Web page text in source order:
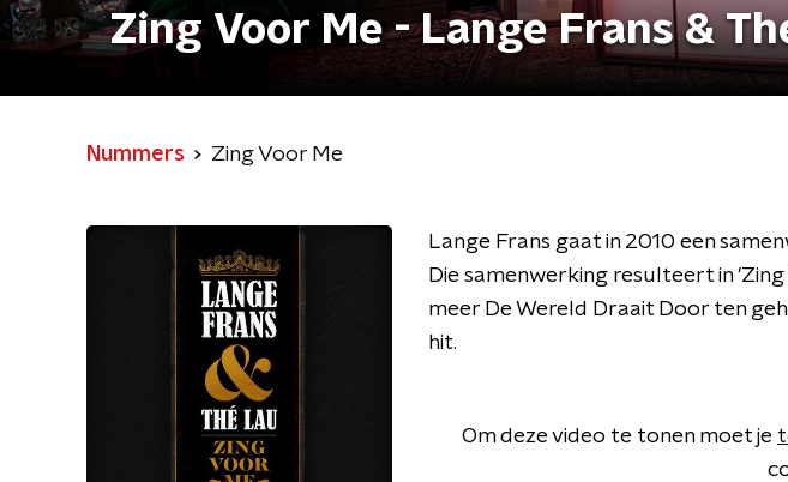
Zing Voor Me - Lange Frans &
Nummers Zing Voor Me
Lange Frans gaat in 2010 een
Die samenwerking resulteert in
meer De Wereld Draait Door ten
hit.
Om deze video te tonen moet je